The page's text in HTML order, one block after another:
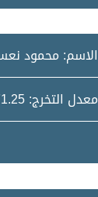
الاسم: محمود
معدل التخرج: 71.25